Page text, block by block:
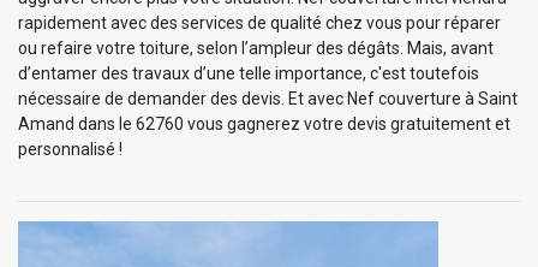
rapidement avec des services de qualité chez vous pour réparer
ou refaire votre toiture, selon l’ampleur des dégâts. Mais, avant
d’entamer des travaux d’une telle importance, c'est toutefois
nécessaire de demander des devis. Et avec Nef couverture à Saint
Amand dans le 62760 vous gagnerez votre devis gratuitement et
personnalisé !